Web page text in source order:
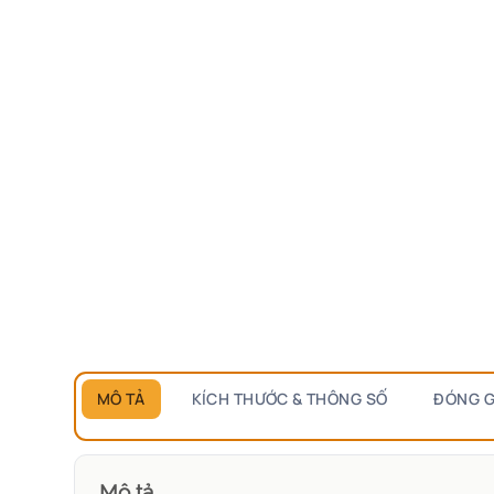
MÔ TẢ KÍCH THƯỚC & THÔNG SỐ ĐÓNG